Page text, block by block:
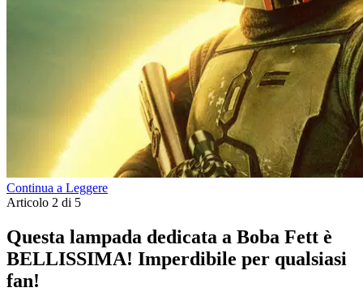
Continua a Leggere
Articolo 2 di 5
Questa lampada dedicata a Boba Fett è
BELLISSIMA! Imperdibile per qualsiasi
fan!